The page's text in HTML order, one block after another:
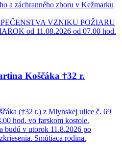
a záchranného zboru v Kežmarku
VZNIKU POŽIARU
od 11.08.2026 od 07.00 hod.
Koščáka †32 r.
(†32 r.) z Mlynskej ulice č. 69
hod. vo farskom kostole.
budú v utorok 11.8.2026 po
Smútiaca rodina.